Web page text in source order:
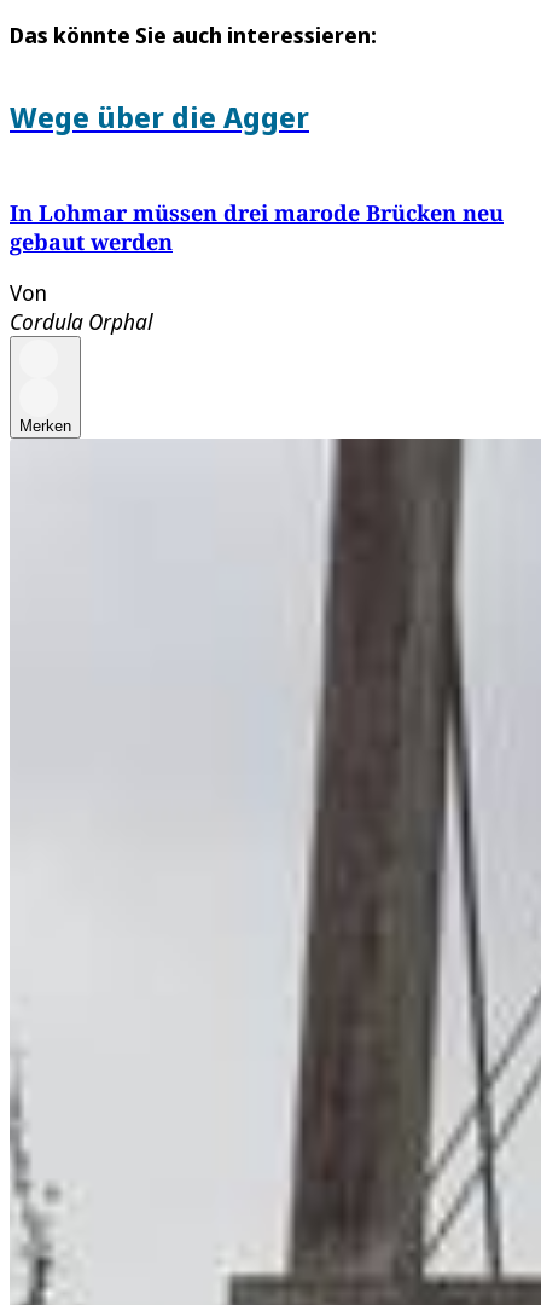
Das könnte Sie auch interessieren:
Wege über die Agger
In Lohmar müssen drei marode Brücken neu
gebaut werden
Von
Cordula Orphal
Merken